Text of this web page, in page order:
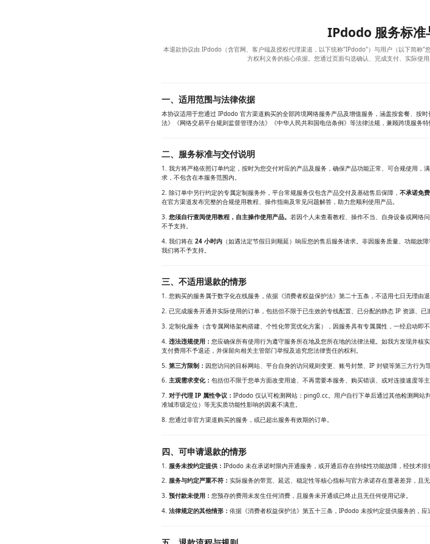
IPdodo 服务标准
本退款协议由 IPdodo（含官网、客户端及授权代理渠道，以下统称"IPdodo"）与用户（以下简称
方权利义务的核心依据。您通过页面勾选确认、完成支付、实际使
一、适用范围与法律依据
本协议适用于您通过 IPdodo 官方渠道购买的全部跨境网络服务产品及增值服务，涵盖按套餐、按
法》《网络交易平台规则监督管理办法》《中华人民共和国电信条例》等法律法规，兼顾跨境服务特
二、服务标准与交付说明
1. 我方将严格依照订单约定，按时为您交付对应的产品及服务，确保产品功能正常、可合规使用
求，不包含在本服务范围内。
2. 除订单中另行约定的专属定制服务外，平台常规服务仅包含产品交付及基础售后保障， 不承诺免
在官方渠道发布完整的合规使用教程、操作指南及常见问题解答，助力您顺利使用产品。
3. 您须自行查阅使用教程，自主操作使用产品。 若因个人未查看教程、操作不当、自身设备或网络
不予支持。
4. 我们将在 24 小时内 （如遇法定节假日则顺延）响应您的售后服务请求。非因服务质量、功能故
我们将不予支持。
三、不适用退款的情形
1. 您购买的服务属于数字化在线服务，依据《消费者权益保护法》第二十五条，不适用七日无理由退
2. 已完成服务开通并实际使用的订单，包括但不限于已生效的专线配置、已分配的静态 IP 资源、已
3. 定制化服务（含专属网络架构搭建、个性化带宽优化方案），因服务具有专属属性，一经启动即不
4. 违法违规使用： 您应确保所有使用行为遵守服务所在地及您所在地的法律法规。如我方发现并
支付费用不予退还，并保留向相关主管部门举报及追究您法律责任的权利。
5. 第三方限制： 因您访问的目标网站、平台自身的访问规则变更、账号封禁、IP 封锁等第三方行为
6. 主观需求变化： 包括但不限于您单方面改变用途、不再需要本服务、购买错误、或对连接速度等主
7. 对于代理 IP 属性争议： IPdodo 仅认可检测网站：ping0.cc。用户自行下单后通过其他检测网站
准城市级定位）等无实质功能性影响的因素不满意。
8. 您通过非官方渠道购买的服务，或已超出服务有效期的订单。
四、可申请退款的情形
1. 服务未按约定提供： IPdodo 未在承诺时限内开通服务，或开通后存在持续性功能故障，经技术排
2. 服务与约定严重不符： 实际服务的带宽、延迟、稳定性等核心指标与官方承诺存在显著差异，且无
3. 预付款未使用： 您预存的费用未发生任何消费，且服务未开通或已终止且无任何使用记录。
4. 法律规定的其他情形： 依据《消费者权益保护法》第五十三条，IPdodo 未按约定提供服务的，应